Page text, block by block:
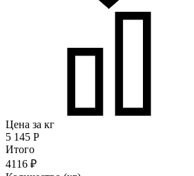
Цена за кг
5 145 Р
Итого
4116 ₽